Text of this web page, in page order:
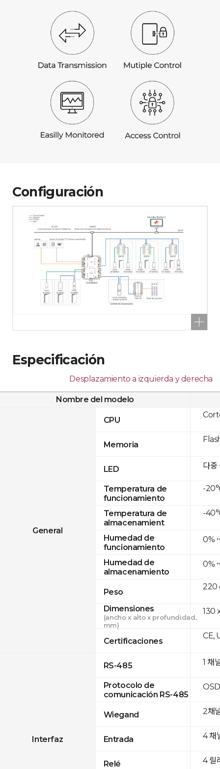
Configuración
Especificación
Desplazamiento a izquierda y derecha
Nombre del modelo
General
CPU
Memoria
LED
Temperatura de
funcionamiento
Temperatura de
almacenamient
Humedad de
funcionamiento
Humedad de
almacenamiento
Peso
Dimensiones
(ancho x alto x profundidad,
mm)
Certificaciones
Interfaz
RS-485
Protocolo de
comunicación RS-485
Wiegand
Entrada
Relé
다중
-
-
0%
0%
220
130
CE,
1 채
2채
4 채
4 릴